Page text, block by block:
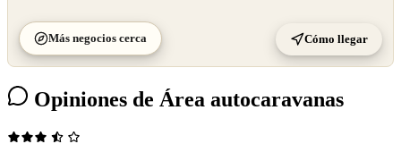
Más negocios cerca Cómo llegar
Opiniones de Área autocaravanas